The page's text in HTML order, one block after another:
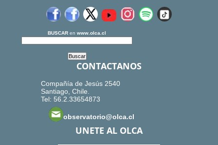
BUSCAR en www.olca.cl
CONTACTANOS
Compañía de Jesús 2540
Santiago, Chile.
Tel: 56.2.33654873
observatorio@olca.cl
UNETE AL OLCA